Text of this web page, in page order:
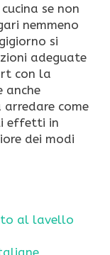
se non
nemmeno
si
adeguate
con la
anche
come
effetti in
dei modi
al lavello